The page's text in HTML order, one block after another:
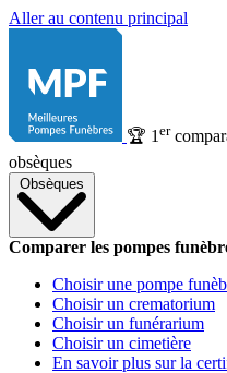
Aller au contenu principal
🏆 1 er
obsèques
Obsèques
Comparer les pompes
Choisir une pompe
Choisir un crematorium
Choisir un funérarium
Choisir un cimetière
En savoir plus sur la